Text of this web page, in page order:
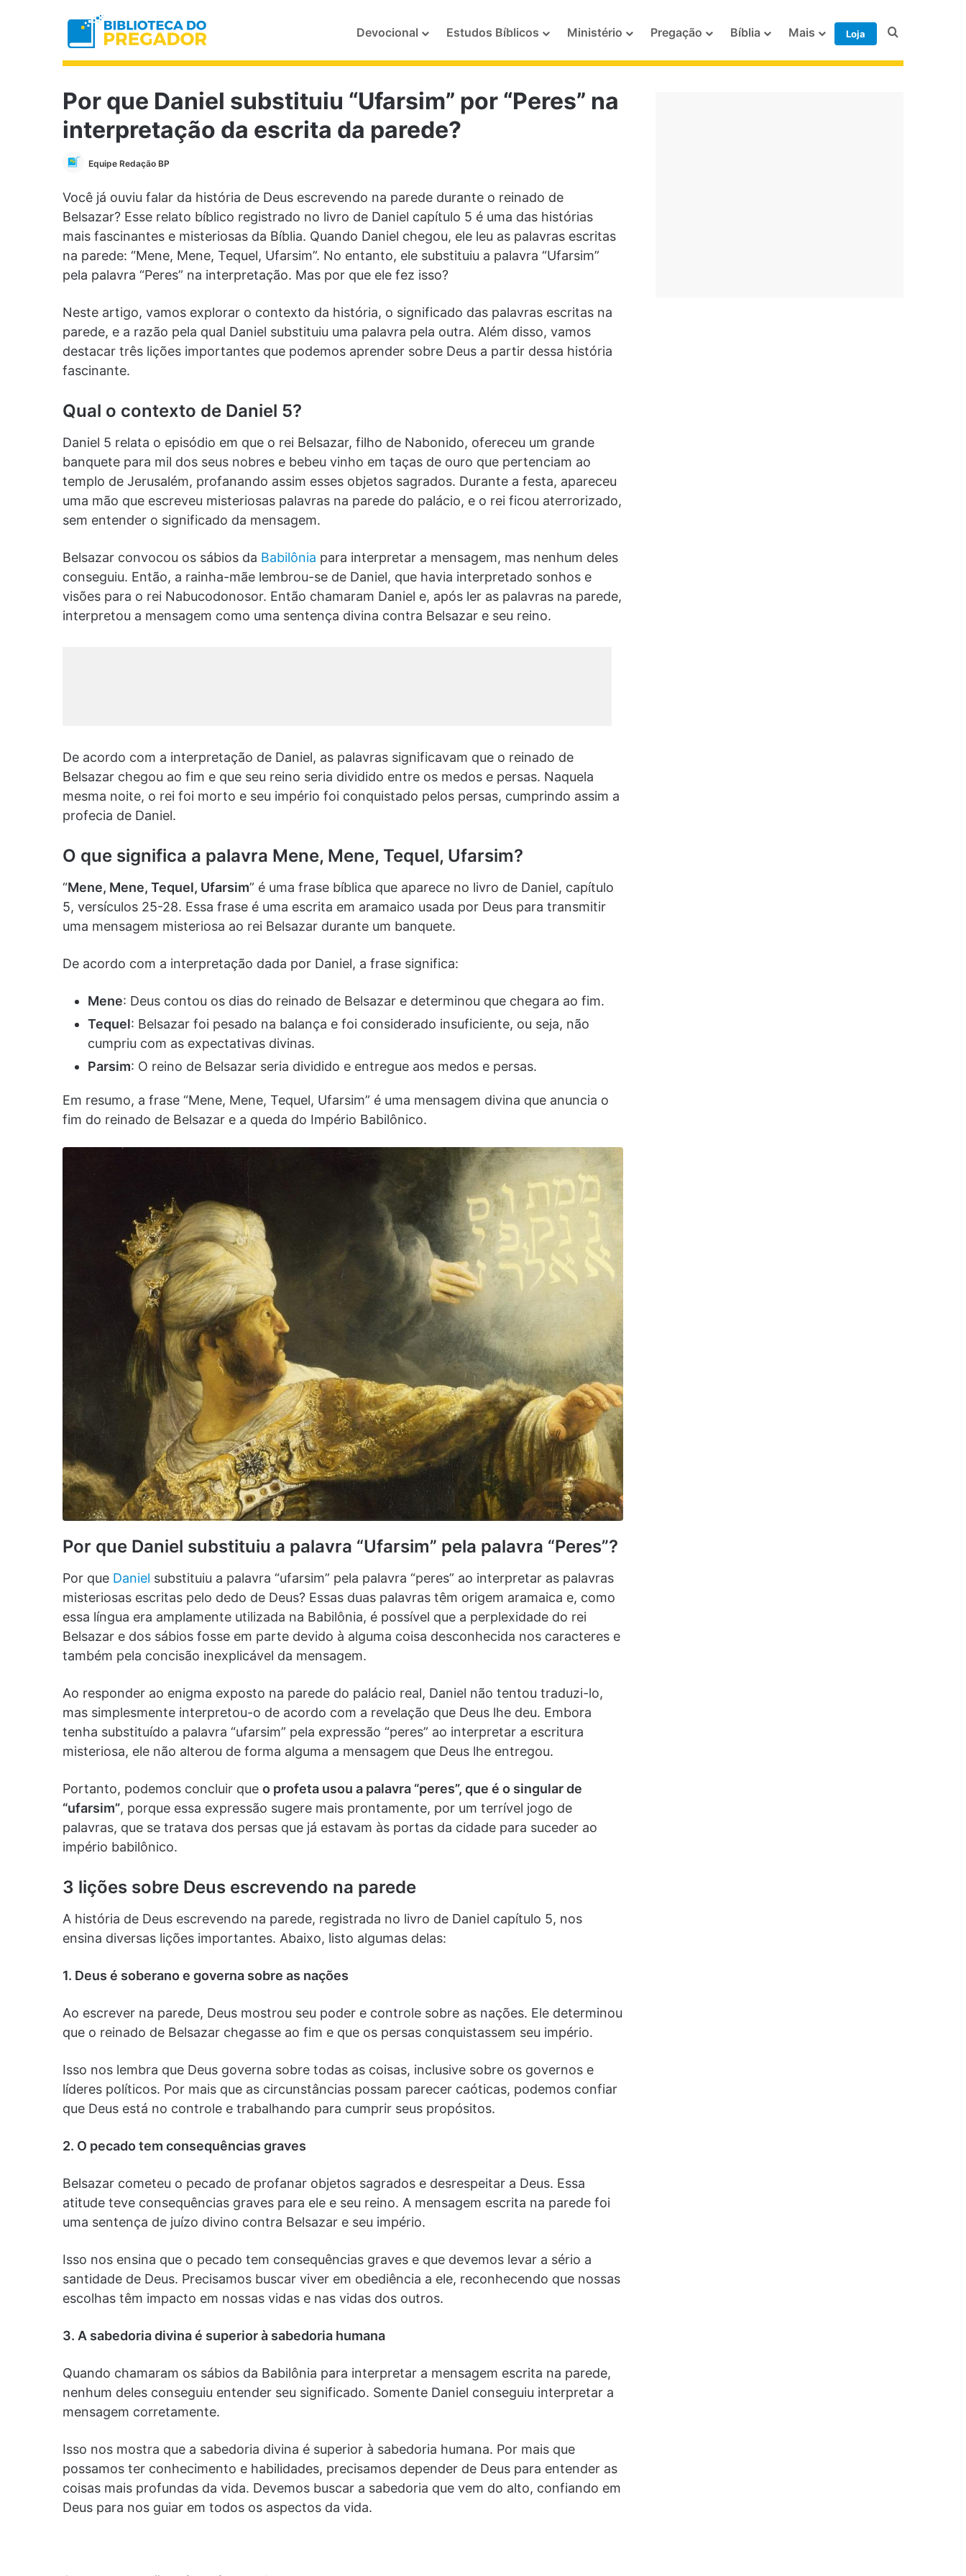
Devocional Estudos Bíblicos Ministério Pregação Bíblia Mais Loja Procurar por
Por que Daniel substituiu “Ufarsim” por “Peres” na
interpretação da escrita da parede?
Equipe Redação BP
Você já ouviu falar da história de Deus escrevendo na parede durante o reinado de
Belsazar? Esse relato bíblico registrado no livro de Daniel capítulo 5 é uma das histórias
mais fascinantes e misteriosas da Bíblia. Quando Daniel chegou, ele leu as palavras escritas
na parede: “Mene, Mene, Tequel, Ufarsim”. No entanto, ele substituiu a palavra “Ufarsim”
pela palavra “Peres” na interpretação. Mas por que ele fez isso?
Neste artigo, vamos explorar o contexto da história, o significado das palavras escritas na
parede, e a razão pela qual Daniel substituiu uma palavra pela outra. Além disso, vamos
destacar três lições importantes que podemos aprender sobre Deus a partir dessa história
fascinante.
Qual o contexto de Daniel 5?
Daniel 5 relata o episódio em que o rei Belsazar, filho de Nabonido, ofereceu um grande
banquete para mil dos seus nobres e bebeu vinho em taças de ouro que pertenciam ao
templo de Jerusalém, profanando assim esses objetos sagrados. Durante a festa, apareceu
uma mão que escreveu misteriosas palavras na parede do palácio, e o rei ficou aterrorizado,
sem entender o significado da mensagem.
Belsazar convocou os sábios da Babilônia para interpretar a mensagem, mas nenhum deles
conseguiu. Então, a rainha-mãe lembrou-se de Daniel, que havia interpretado sonhos e
visões para o rei Nabucodonosor. Então chamaram Daniel e, após ler as palavras na parede,
interpretou a mensagem como uma sentença divina contra Belsazar e seu reino.
De acordo com a interpretação de Daniel, as palavras significavam que o reinado de
Belsazar chegou ao fim e que seu reino seria dividido entre os medos e persas. Naquela
mesma noite, o rei foi morto e seu império foi conquistado pelos persas, cumprindo assim a
profecia de Daniel.
O que significa a palavra Mene, Mene, Tequel, Ufarsim?
“Mene, Mene, Tequel, Ufarsim” é uma frase bíblica que aparece no livro de Daniel, capítulo
5, versículos 25-28. Essa frase é uma escrita em aramaico usada por Deus para transmitir
uma mensagem misteriosa ao rei Belsazar durante um banquete.
De acordo com a interpretação dada por Daniel, a frase significa:
Mene: Deus contou os dias do reinado de Belsazar e determinou que chegara ao fim.
Tequel: Belsazar foi pesado na balança e foi considerado insuficiente, ou seja, não
cumpriu com as expectativas divinas.
Parsim: O reino de Belsazar seria dividido e entregue aos medos e persas.
Em resumo, a frase “Mene, Mene, Tequel, Ufarsim” é uma mensagem divina que anuncia o
fim do reinado de Belsazar e a queda do Império Babilônico.
Por que Daniel substituiu a palavra “Ufarsim” pela palavra “Peres”?
Por que Daniel substituiu a palavra “ufarsim” pela palavra “peres” ao interpretar as palavras
misteriosas escritas pelo dedo de Deus? Essas duas palavras têm origem aramaica e, como
essa língua era amplamente utilizada na Babilônia, é possível que a perplexidade do rei
Belsazar e dos sábios fosse em parte devido à alguma coisa desconhecida nos caracteres e
também pela concisão inexplicável da mensagem.
Ao responder ao enigma exposto na parede do palácio real, Daniel não tentou traduzi-lo,
mas simplesmente interpretou-o de acordo com a revelação que Deus lhe deu. Embora
tenha substituído a palavra “ufarsim” pela expressão “peres” ao interpretar a escritura
misteriosa, ele não alterou de forma alguma a mensagem que Deus lhe entregou.
Portanto, podemos concluir que o profeta usou a palavra “peres”, que é o singular de
“ufarsim”, porque essa expressão sugere mais prontamente, por um terrível jogo de
palavras, que se tratava dos persas que já estavam às portas da cidade para suceder ao
império babilônico.
3 lições sobre Deus escrevendo na parede
A história de Deus escrevendo na parede, registrada no livro de Daniel capítulo 5, nos
ensina diversas lições importantes. Abaixo, listo algumas delas:
1. Deus é soberano e governa sobre as nações
Ao escrever na parede, Deus mostrou seu poder e controle sobre as nações. Ele determinou
que o reinado de Belsazar chegasse ao fim e que os persas conquistassem seu império.
Isso nos lembra que Deus governa sobre todas as coisas, inclusive sobre os governos e
líderes políticos. Por mais que as circunstâncias possam parecer caóticas, podemos confiar
que Deus está no controle e trabalhando para cumprir seus propósitos.
2. O pecado tem consequências graves
Belsazar cometeu o pecado de profanar objetos sagrados e desrespeitar a Deus. Essa
atitude teve consequências graves para ele e seu reino. A mensagem escrita na parede foi
uma sentença de juízo divino contra Belsazar e seu império.
Isso nos ensina que o pecado tem consequências graves e que devemos levar a sério a
santidade de Deus. Precisamos buscar viver em obediência a ele, reconhecendo que nossas
escolhas têm impacto em nossas vidas e nas vidas dos outros.
3. A sabedoria divina é superior à sabedoria humana
Quando chamaram os sábios da Babilônia para interpretar a mensagem escrita na parede,
nenhum deles conseguiu entender seu significado. Somente Daniel conseguiu interpretar a
mensagem corretamente.
Isso nos mostra que a sabedoria divina é superior à sabedoria humana. Por mais que
possamos ter conhecimento e habilidades, precisamos depender de Deus para entender as
coisas mais profundas da vida. Devemos buscar a sabedoria que vem do alto, confiando em
Deus para nos guiar em todos os aspectos da vida.